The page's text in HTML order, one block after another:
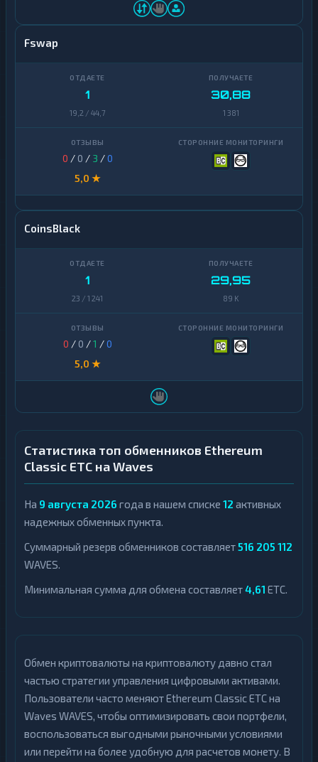
Fswap
1
19,2 / 44,7
30,88
1 381
0 / 0 / 3 /0
5,0 ★
CoinsBlack
1
23 / 1 241
29,95
89 K
0 / 0 /1 /0
5,0 ★
Статистика топ обменников Ethereum
Classic ETC на Waves
На 9 августа 2026 года в нашем списке 12 активных
надежных обменных пункта.
Суммарный резерв обменников составляет516 205 112
WAVES.
Минимальная сумма для обмена составляет4,61 ETC.
Обмен криптовалюты на криптовалюту давно стал
частью стратегии управления цифровыми активами.
Пользователи часто меняют Ethereum Classic ETC на
Waves WAVES, чтобы оптимизировать свои портфели,
воспользоваться выгодными рыночными условиями
или перейти на более удобную для расчетов монету. В